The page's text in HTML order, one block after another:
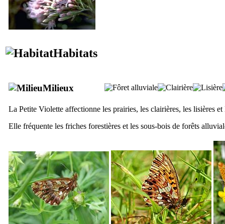
Habitats
Milieux
La Petite Violette affectionne les prairies, les clairières, les lisières
Elle fréquente les friches forestières et les sous-bois de forêts